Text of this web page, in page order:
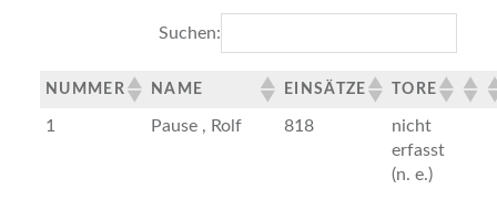
Suchen:
NUMMER NAME EINSÄTZE TORE
1 Pause , Rolf 818
nicht
erfasst
(n. e.)